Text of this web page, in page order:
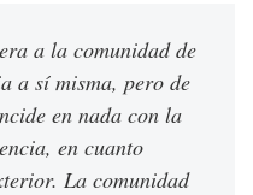
a la comunidad de
a sí misma, pero de
en nada con la
en cuanto
La comunidad